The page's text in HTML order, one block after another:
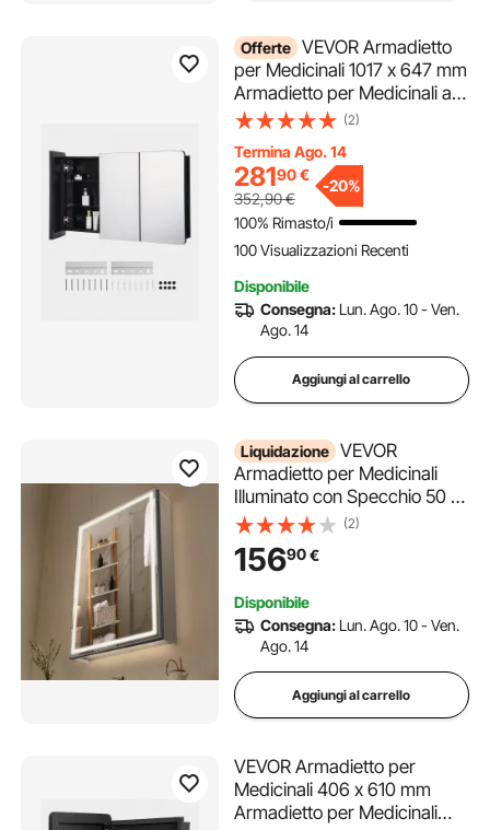
Offerte VEVOR Armadietto
per Medicinali 1017 x 647 mm
Armadietto per Medicinali a
Specchio, 3 Ante a Specchio,
Installazione a Incasso e a
Parete, Telaio Alluminio di Alta
Qualità
(2)
Termina Ago. 14
28190€
352,90€
-20%
100% Rimasto/i
100 Visualizzazioni Recenti
Disponibile
Consegna: Lun. Ago. 10 - Ven.
Ago. 14
Aggiungi al carrello
Liquidazione VEVOR
Armadietto per Medicinali
Illuminato con Specchio 50 x
70 cm da Incasso o da
Parete, Mobiletto per
Medicinali da Bagno con LED
Illuminazione Inferiore
(2)
15690€
Disponibile
Consegna: Lun. Ago. 10 - Ven.
Ago. 14
Aggiungi al carrello
VEVOR Armadietto per
Medicinali 406 x 610 mm
Armadietto per Medicinali